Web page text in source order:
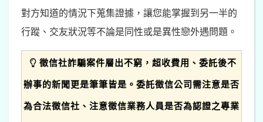
對方知道的情況下蒐集證據，讓您能掌握到另一半的
行蹤、交友狀況等不論是同性或是異性戀外遇問題。
徵信社詐騙案件層出不窮，超收費用、委託後不
辦事的新聞更是筆筆皆是。委託徵信公司需注意是否
為合法徵信社、注意徵信業務人員是否為認證之專業